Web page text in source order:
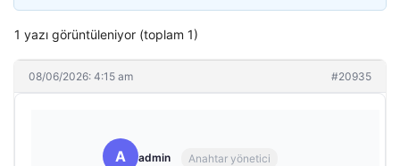
1 yazı görüntüleniyor (toplam 1)
08/06/2026: 4:15 am #20935
A admin Anahtar yönetici